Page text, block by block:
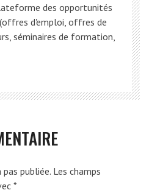
des opportunités
d'emploi, offres de
séminaires de formation,
publiée. Les champs
*